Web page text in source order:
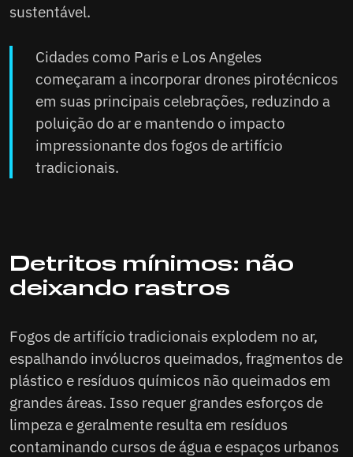
sustentável.
Cidades como Paris e Los Angeles
começaram a incorporar drones pirotécnicos
em suas principais celebrações, reduzindo a
poluição do ar e mantendo o impacto
impressionante dos fogos de artifício
tradicionais.
Detritos mínimos: não
deixando rastros
Fogos de artifício tradicionais explodem no ar,
espalhando invólucros queimados, fragmentos de
plástico e resíduos químicos não queimados em
grandes áreas. Isso requer grandes esforços de
limpeza e geralmente resulta em resíduos
contaminando cursos de água e espaços urbanos